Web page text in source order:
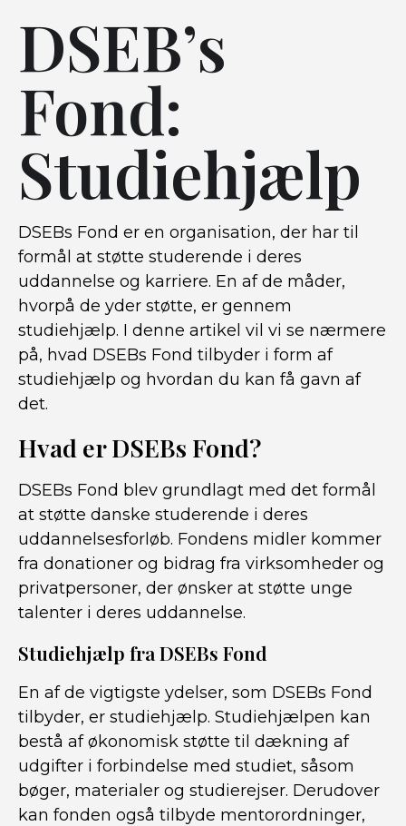
DSEB’s
Fond:
Studiehjælp
DSEBs Fond er en organisation, der har til
formål at støtte studerende i deres
uddannelse og karriere. En af de måder,
hvorpå de yder støtte, er gennem
studiehjælp. I denne artikel vil vi se nærmere
på, hvad DSEBs Fond tilbyder i form af
studiehjælp og hvordan du kan få gavn af
det.
Hvad er DSEBs Fond?
DSEBs Fond blev grundlagt med det formål
at støtte danske studerende i deres
uddannelsesforløb. Fondens midler kommer
fra donationer og bidrag fra virksomheder og
privatpersoner, der ønsker at støtte unge
talenter i deres uddannelse.
Studiehjælp fra DSEBs Fond
En af de vigtigste ydelser, som DSEBs Fond
tilbyder, er studiehjælp. Studiehjælpen kan
bestå af økonomisk støtte til dækning af
udgifter i forbindelse med studiet, såsom
bøger, materialer og studierejser. Derudover
kan fonden også tilbyde mentorordninger,